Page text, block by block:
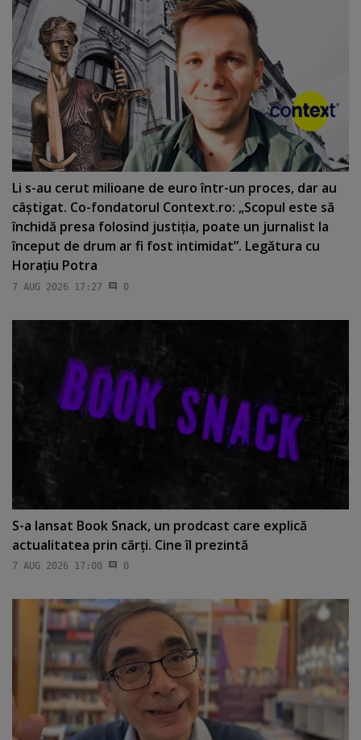
Li s-au cerut milioane de euro într-un proces, dar au
câştigat. Co-fondatorul Context.ro: „Scopul este să
închidă presa folosind justiţia, poate un jurnalist la
început de drum ar fi fost intimidat”. Legătura cu
Horaţiu Potra
7 AUG 2026 17:27 0
S-a lansat Book Snack, un prodcast care explică
actualitatea prin cărţi. Cine îl prezintă
7 AUG 2026 17:00 0